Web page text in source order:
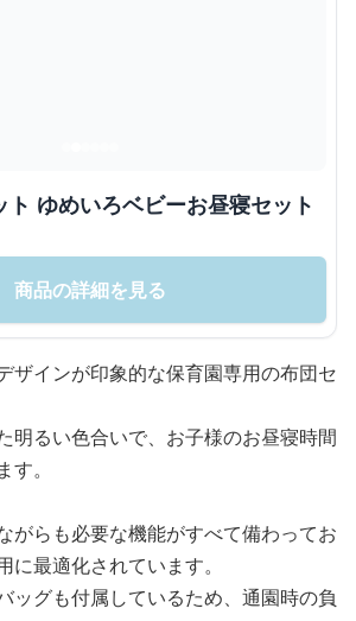
ゆめいろベビーお昼寝セット
商品の詳細を見る
ザインが印象的な保育園専用の布団セ
明るい色合いで、お子様のお昼寝時間
。
がらも必要な機能がすべて備わってお
に最適化されています。
ッグも付属しているため、通園時の負